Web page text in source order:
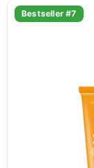
Bestseller #7